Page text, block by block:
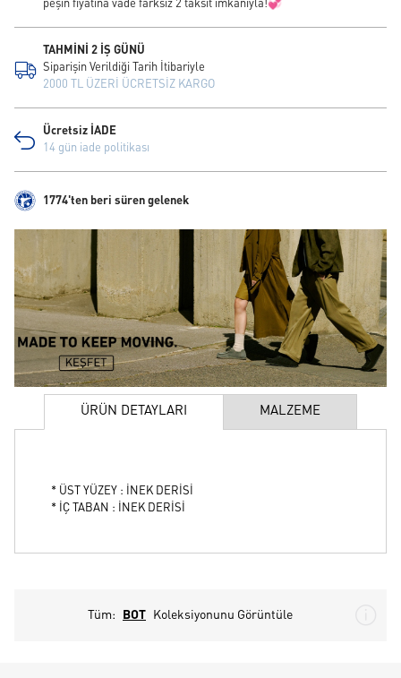
peşin fiyatına vade farksız 2 taksit imkanıyla!💞
TAHMİNİ 2 İŞ GÜNÜ
Siparişin Verildiği Tarih İtibariyle
2000 TL ÜZERİ ÜCRETSİZ KARGO
Ücretsiz İADE
14 gün iade politikası
1774'ten beri süren gelenek
ÜRÜN DETAYLARI MALZEME
* ÜST YÜZEY : İNEK DERİSİ
* İÇ TABAN : İNEK DERİSİ
Tüm: BOT Koleksiyonunu Görüntüle